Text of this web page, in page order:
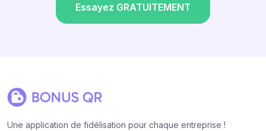
Essayez GRATUITEMENT
Une application de fidélisation pour chaque entreprise !